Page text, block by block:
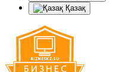
Қазақ